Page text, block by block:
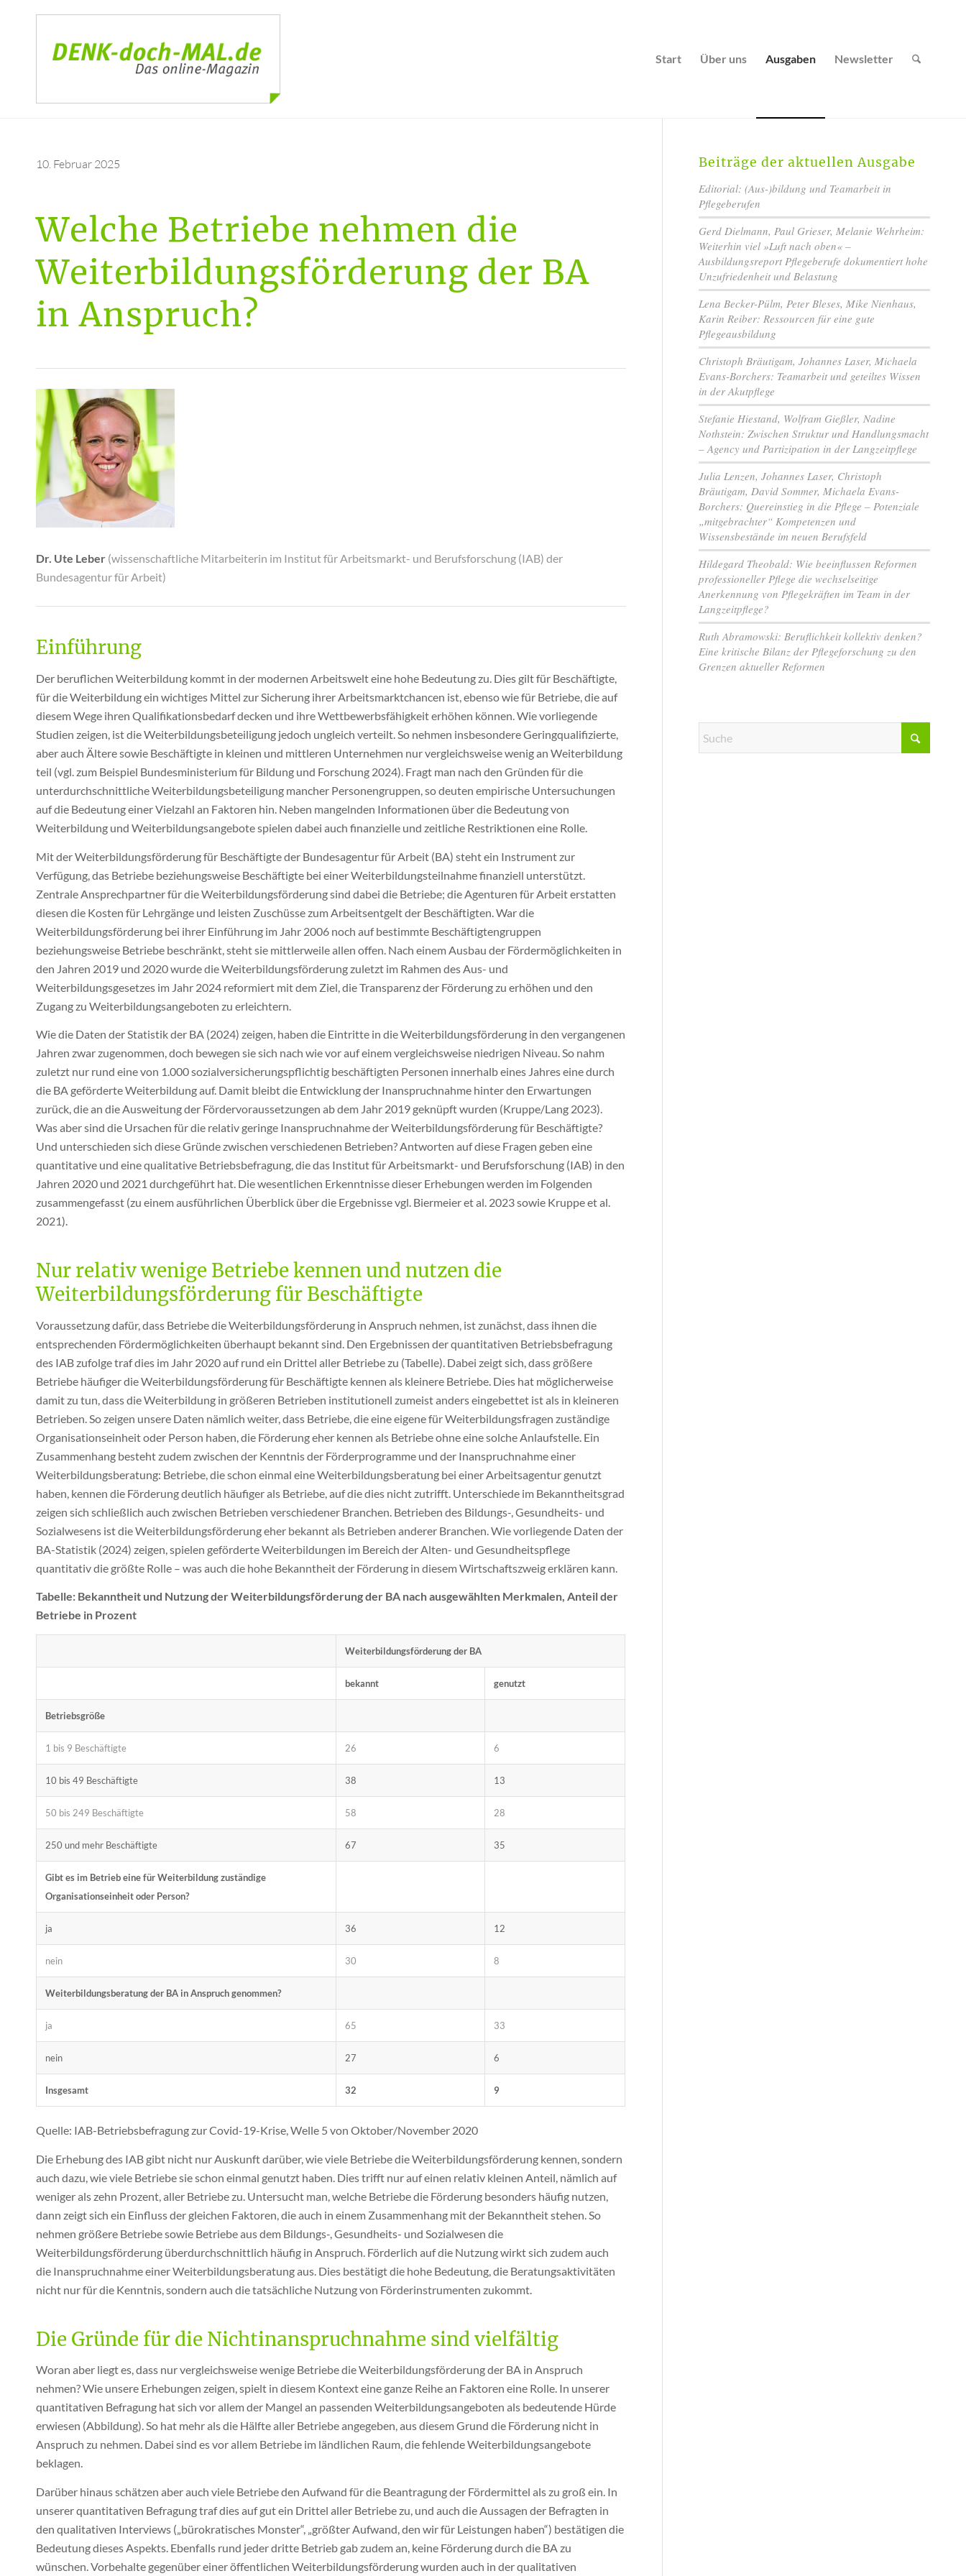
Start Über uns Ausgaben Newsletter
10. Februar 2025
Welche Betriebe nehmen die
Weiterbildungsförderung der BA
in Anspruch?
Dr. Ute Leber (wissenschaftliche Mitarbeiterin im Institut für Arbeitsmarkt- und Berufsforschung (IAB) der
Bundesagentur für Arbeit)
Einführung
Der beruflichen Weiterbildung kommt in der modernen Arbeitswelt eine hohe Bedeutung zu. Dies gilt für Beschäftigte,
für die Weiterbildung ein wichtiges Mittel zur Sicherung ihrer Arbeitsmarktchancen ist, ebenso wie für Betriebe, die auf
diesem Wege ihren Qualifikationsbedarf decken und ihre Wettbewerbsfähigkeit erhöhen können. Wie vorliegende
Studien zeigen, ist die Weiterbildungsbeteiligung jedoch ungleich verteilt. So nehmen insbesondere Geringqualifizierte,
aber auch Ältere sowie Beschäftigte in kleinen und mittleren Unternehmen nur vergleichsweise wenig an Weiterbildung
teil (vgl. zum Beispiel Bundesministerium für Bildung und Forschung 2024). Fragt man nach den Gründen für die
unterdurchschnittliche Weiterbildungsbeteiligung mancher Personengruppen, so deuten empirische Untersuchungen
auf die Bedeutung einer Vielzahl an Faktoren hin. Neben mangelnden Informationen über die Bedeutung von
Weiterbildung und Weiterbildungsangebote spielen dabei auch finanzielle und zeitliche Restriktionen eine Rolle.
Mit der Weiterbildungsförderung für Beschäftigte der Bundesagentur für Arbeit (BA) steht ein Instrument zur
Verfügung, das Betriebe beziehungsweise Beschäftigte bei einer Weiterbildungsteilnahme finanziell unterstützt.
Zentrale Ansprechpartner für die Weiterbildungsförderung sind dabei die Betriebe; die Agenturen für Arbeit erstatten
diesen die Kosten für Lehrgänge und leisten Zuschüsse zum Arbeitsentgelt der Beschäftigten. War die
Weiterbildungsförderung bei ihrer Einführung im Jahr 2006 noch auf bestimmte Beschäftigtengruppen
beziehungsweise Betriebe beschränkt, steht sie mittlerweile allen offen. Nach einem Ausbau der Fördermöglichkeiten in
den Jahren 2019 und 2020 wurde die Weiterbildungsförderung zuletzt im Rahmen des Aus- und
Weiterbildungsgesetzes im Jahr 2024 reformiert mit dem Ziel, die Transparenz der Förderung zu erhöhen und den
Zugang zu Weiterbildungsangeboten zu erleichtern.
Wie die Daten der Statistik der BA (2024) zeigen, haben die Eintritte in die Weiterbildungsförderung in den vergangenen
Jahren zwar zugenommen, doch bewegen sie sich nach wie vor auf einem vergleichsweise niedrigen Niveau. So nahm
zuletzt nur rund eine von 1.000 sozialversicherungspflichtig beschäftigten Personen innerhalb eines Jahres eine durch
die BA geförderte Weiterbildung auf. Damit bleibt die Entwicklung der Inanspruchnahme hinter den Erwartungen
zurück, die an die Ausweitung der Fördervoraussetzungen ab dem Jahr 2019 geknüpft wurden (Kruppe/Lang 2023).
Was aber sind die Ursachen für die relativ geringe Inanspruchnahme der Weiterbildungsförderung für Beschäftigte?
Und unterschieden sich diese Gründe zwischen verschiedenen Betrieben? Antworten auf diese Fragen geben eine
quantitative und eine qualitative Betriebsbefragung, die das Institut für Arbeitsmarkt- und Berufsforschung (IAB) in den
Jahren 2020 und 2021 durchgeführt hat. Die wesentlichen Erkenntnisse dieser Erhebungen werden im Folgenden
zusammengefasst (zu einem ausführlichen Überblick über die Ergebnisse vgl. Biermeier et al. 2023 sowie Kruppe et al.
2021).
Nur relativ wenige Betriebe kennen und nutzen die
Weiterbildungsförderung für Beschäftigte
Voraussetzung dafür, dass Betriebe die Weiterbildungsförderung in Anspruch nehmen, ist zunächst, dass ihnen die
entsprechenden Fördermöglichkeiten überhaupt bekannt sind. Den Ergebnissen der quantitativen Betriebsbefragung
des IAB zufolge traf dies im Jahr 2020 auf rund ein Drittel aller Betriebe zu (Tabelle). Dabei zeigt sich, dass größere
Betriebe häufiger die Weiterbildungsförderung für Beschäftigte kennen als kleinere Betriebe. Dies hat möglicherweise
damit zu tun, dass die Weiterbildung in größeren Betrieben institutionell zumeist anders eingebettet ist als in kleineren
Betrieben. So zeigen unsere Daten nämlich weiter, dass Betriebe, die eine eigene für Weiterbildungsfragen zuständige
Organisationseinheit oder Person haben, die Förderung eher kennen als Betriebe ohne eine solche Anlaufstelle. Ein
Zusammenhang besteht zudem zwischen der Kenntnis der Förderprogramme und der Inanspruchnahme einer
Weiterbildungsberatung: Betriebe, die schon einmal eine Weiterbildungsberatung bei einer Arbeitsagentur genutzt
haben, kennen die Förderung deutlich häufiger als Betriebe, auf die dies nicht zutrifft. Unterschiede im Bekanntheitsgrad
zeigen sich schließlich auch zwischen Betrieben verschiedener Branchen. Betrieben des Bildungs-, Gesundheits- und
Sozialwesens ist die Weiterbildungsförderung eher bekannt als Betrieben anderer Branchen. Wie vorliegende Daten der
BA-Statistik (2024) zeigen, spielen geförderte Weiterbildungen im Bereich der Alten- und Gesundheitspflege
quantitativ die größte Rolle – was auch die hohe Bekanntheit der Förderung in diesem Wirtschaftszweig erklären kann.
Tabelle: Bekanntheit und Nutzung der Weiterbildungsförderung der BA nach ausgewählten Merkmalen, Anteil der
Betriebe in Prozent
Weiterbildungsförderung der BA
bekannt genutzt
Betriebsgröße
1 bis 9 Beschäftigte 26 6
10 bis 49 Beschäftigte 38 13
50 bis 249 Beschäftigte 58 28
250 und mehr Beschäftigte 67 35
Gibt es im Betrieb eine für Weiterbildung zuständige
Organisationseinheit oder Person?
ja 36 12
nein 30 8
Weiterbildungsberatung der BA in Anspruch genommen?
ja 65 33
nein 27 6
Insgesamt 32 9
Quelle: IAB-Betriebsbefragung zur Covid-19-Krise, Welle 5 von Oktober/November 2020
Die Erhebung des IAB gibt nicht nur Auskunft darüber, wie viele Betriebe die Weiterbildungsförderung kennen, sondern
auch dazu, wie viele Betriebe sie schon einmal genutzt haben. Dies trifft nur auf einen relativ kleinen Anteil, nämlich auf
weniger als zehn Prozent, aller Betriebe zu. Untersucht man, welche Betriebe die Förderung besonders häufig nutzen,
dann zeigt sich ein Einfluss der gleichen Faktoren, die auch in einem Zusammenhang mit der Bekanntheit stehen. So
nehmen größere Betriebe sowie Betriebe aus dem Bildungs-, Gesundheits- und Sozialwesen die
Weiterbildungsförderung überdurchschnittlich häufig in Anspruch. Förderlich auf die Nutzung wirkt sich zudem auch
die Inanspruchnahme einer Weiterbildungsberatung aus. Dies bestätigt die hohe Bedeutung, die Beratungsaktivitäten
nicht nur für die Kenntnis, sondern auch die tatsächliche Nutzung von Förderinstrumenten zukommt.
Die Gründe für die Nichtinanspruchnahme sind vielfältig
Woran aber liegt es, dass nur vergleichsweise wenige Betriebe die Weiterbildungsförderung der BA in Anspruch
nehmen? Wie unsere Erhebungen zeigen, spielt in diesem Kontext eine ganze Reihe an Faktoren eine Rolle. In unserer
quantitativen Befragung hat sich vor allem der Mangel an passenden Weiterbildungsangeboten als bedeutende Hürde
erwiesen (Abbildung). So hat mehr als die Hälfte aller Betriebe angegeben, aus diesem Grund die Förderung nicht in
Anspruch zu nehmen. Dabei sind es vor allem Betriebe im ländlichen Raum, die fehlende Weiterbildungsangebote
beklagen.
Darüber hinaus schätzen aber auch viele Betriebe den Aufwand für die Beantragung der Fördermittel als zu groß ein. In
unserer quantitativen Befragung traf dies auf gut ein Drittel aller Betriebe zu, und auch die Aussagen der Befragten in
den qualitativen Interviews („bürokratisches Monster“, „größter Aufwand, den wir für Leistungen haben“) bestätigen die
Bedeutung dieses Aspekts. Ebenfalls rund jeder dritte Betrieb gab zudem an, keine Förderung durch die BA zu
wünschen. Vorbehalte gegenüber einer öffentlichen Weiterbildungsförderung wurden auch in der qualitativen
Beiträge der aktuellen Ausgabe
Editorial: (Aus-)bildung und Teamarbeit in
Pflegeberufen
Gerd Dielmann, Paul Grieser, Melanie Wehrheim:
Weiterhin viel »Luft nach oben« –
Ausbildungsreport Pflegeberufe dokumentiert hohe
Unzufriedenheit und Belastung
Lena Becker-Pülm, Peter Bleses, Mike Nienhaus,
Karin Reiber: Ressourcen für eine gute
Pflegeausbildung
Christoph Bräutigam, Johannes Laser, Michaela
Evans-Borchers: Teamarbeit und geteiltes Wissen
in der Akutpflege
Stefanie Hiestand, Wolfram Gießler, Nadine
Nothstein: Zwischen Struktur und Handlungsmacht
– Agency und Partizipation in der Langzeitpflege
Julia Lenzen, Johannes Laser, Christoph
Bräutigam, David Sommer, Michaela Evans-
Borchers: Quereinstieg in die Pflege – Potenziale
„mitgebrachter“ Kompetenzen und
Wissensbestände im neuen Berufsfeld
Hildegard Theobald: Wie beeinflussen Reformen
professioneller Pflege die wechselseitige
Anerkennung von Pflegekräften im Team in der
Langzeitpflege?
Ruth Abramowski: Beruflichkeit kollektiv denken?
Eine kritische Bilanz der Pflegeforschung zu den
Grenzen aktueller Reformen